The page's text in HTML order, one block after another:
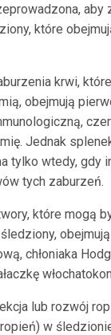
aby
które
krwi,
obejmują
Jednak
tylko wtedy, gdy
tych zaburzeń.
które mogą
chłoniaka
lub rozwój
w